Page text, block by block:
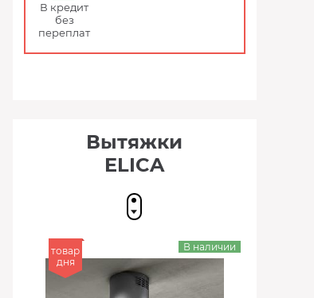
В кредит
без
переплат
Вытяжки
ELICA
товар
дня
В наличии